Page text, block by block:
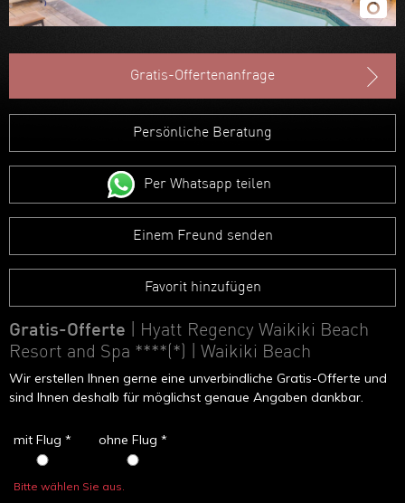
Gratis-Offertenanfrage
Persönliche Beratung
Per Whatsapp teilen
Einem Freund senden
Favorit hinzufügen
Gratis-Offerte | Hyatt Regency Waikiki Beach
Resort and Spa ****(*)
| Waikiki Beach
Wir erstellen Ihnen gerne eine unverbindliche Gratis-Offerte und
sind Ihnen deshalb für möglichst genaue Angaben dankbar.
mit Flug * ohne Flug *
Bitte wählen Sie aus.